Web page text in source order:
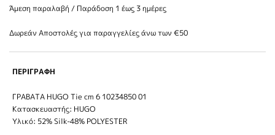
Άμεση παραλαβή / Παράδoση 1 έως 3 ημέρες
Δωρεάν Αποστολές για παραγγελίες άνω των €50
ΠΕΡΙΓΡΑΦΗ
ΓΡΑΒΑΤΑ HUGO Tie cm 6 10234850 01
Κατασκευαστής: HUGO
Υλικό: 52% Silk-48% POLYESTER